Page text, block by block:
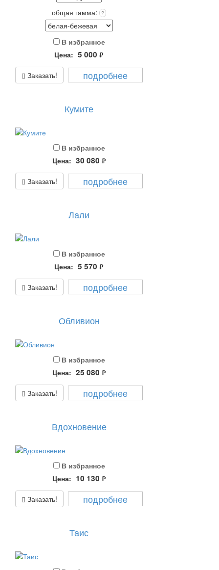
общая гамма: ?
В избранное
Цена: 5 000 руб.
Заказать! подробнее
Кумите
В избранное
Цена: 30 080 руб.
Заказать! подробнее
Лали
В избранное
Цена: 5 570 руб.
Заказать! подробнее
Обливион
В избранное
Цена: 25 080 руб.
Заказать! подробнее
Вдохновение
В избранное
Цена: 10 130 руб.
Заказать! подробнее
Таис